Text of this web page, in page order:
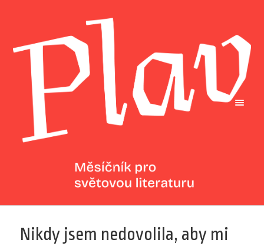
Nikdy jsem nedovolila, aby mi